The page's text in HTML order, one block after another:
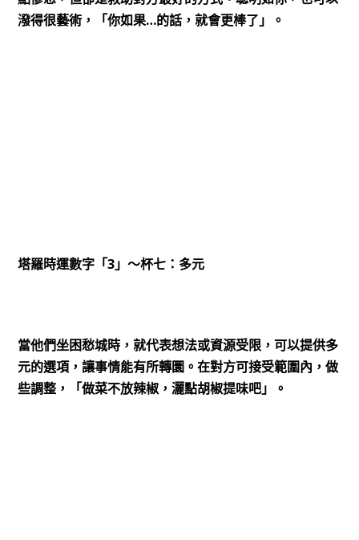
潑得很藝術，「你如果…的話，就會更棒了」。
塔羅時運數字「3」～杯七：多元
當他們坐困愁城時，就代表想法或資源受限，可以提供多
元的選項，讓事情能有所轉圜。在對方可接受範圍內，做
些調整，「做菜不放辣椒，灑點胡椒提味吧」。